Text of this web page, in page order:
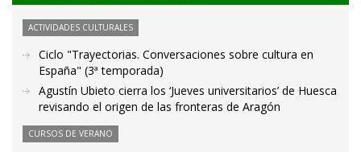
ACTIVIDADES CULTURALES
Ciclo "Trayectorias. Conversaciones sobre cultura en
España" (3ª temporada)
Agustín Ubieto cierra los ‘Jueves universitarios’ de Huesca
revisando el origen de las fronteras de Aragón
CURSOS DE VERANO